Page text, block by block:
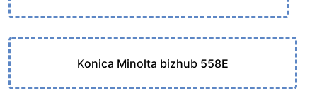
Konica Minolta bizhub 558E